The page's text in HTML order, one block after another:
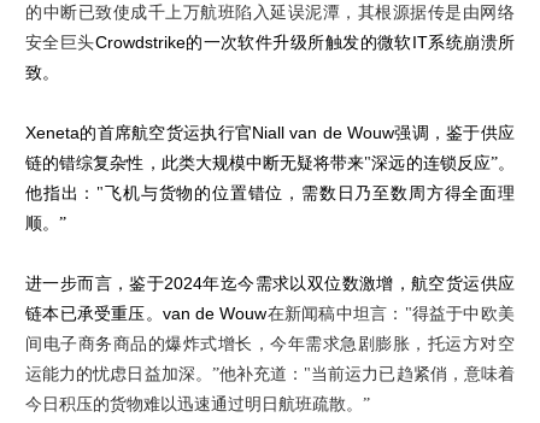
的中断已致使成千上万航班陷入延误泥潭，其根源据传是由网络
安全巨头Crowdstrike的一次软件升级所触发的微软 IT系统崩溃所
致。
Xeneta的首席航空货运执行官 Niall van de Wouw强调，鉴于供应
链的错综复杂性，此类大规模中断无疑将带来"深远的连锁反应”。
他指出："飞机与货物的位置错位，需数日乃至数周方得全面理
顺。”
进一步而言，鉴于2024年迄今需求以双位数激增，航空货运供应
链本已承受重压。 van de Wouw在新闻稿中坦言："得益于中欧美
间电子商务商品的爆炸式增长，今年需求急剧膨胀，托运方对空
运能力的忧虑日益加深。”他补充道："当前运力已趋紧俏，意味着
今日积压的货物难以迅速通过明日航班疏散。”